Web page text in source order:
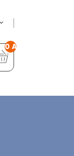
0 Artikel - €0,00